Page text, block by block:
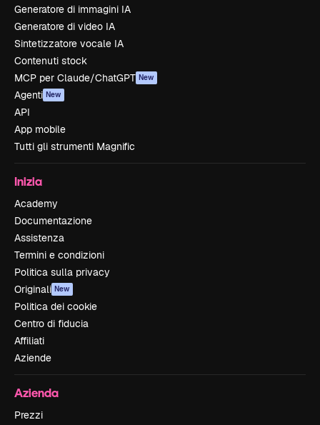
Generatore di immagini IA
Generatore di video IA
Sintetizzatore vocale IA
Contenuti stock
MCP per Claude/ChatGPT New
Agenti New
API
App mobile
Tutti gli strumenti Magnific
Inizia
Academy
Documentazione
Assistenza
Termini e condizioni
Politica sulla privacy
Originali New
Politica dei cookie
Centro di fiducia
Affiliati
Aziende
Azienda
Prezzi